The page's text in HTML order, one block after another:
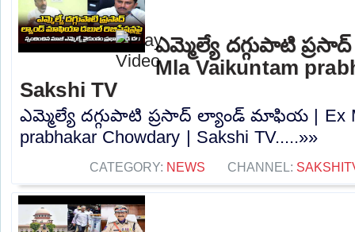
ఎమ్మెల్యే దగ్గుపాటి
Mla Vaikuntam
Sakshi TV
ఎమ్మెల్యే దగ్గుపాటి ప్రసాద్ ల్యాండ్ మాఫియ | Ex
prabhakar Chowdary | Sakshi TV.....»»
CATEGORY: NEWS CHANNEL: